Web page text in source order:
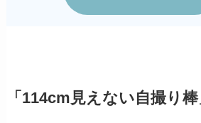
「114cm見えない自撮り